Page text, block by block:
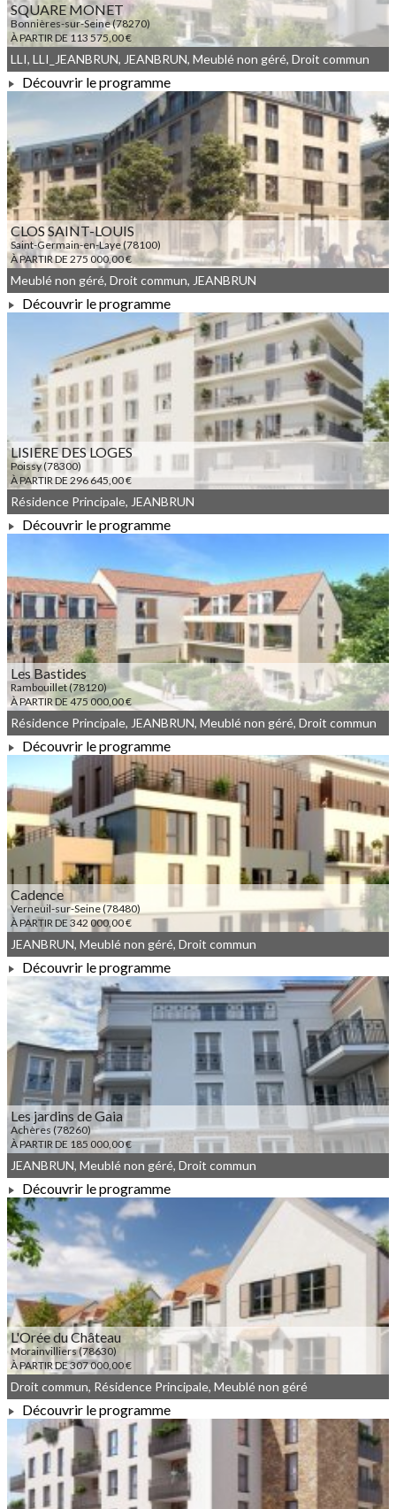
SQUARE MONET
Bonnières-sur-Seine (78270)
À PARTIR DE 113 575,00 €
À PARTIR DE 113 575,00 €
LLI, LLI_JEANBRUN, JEANBRUN, Meublé non géré, Droit commun
Découvrir le programme
CLOS SAINT-LOUIS
Saint-Germain-en-Laye (78100)
À PARTIR DE 275 000,00 €
À PARTIR DE 275 000,00 €
Meublé non géré, Droit commun, JEANBRUN
Découvrir le programme
LISIERE DES LOGES
Poissy (78300)
À PARTIR DE 296 645,00 €
À PARTIR DE 296 645,00 €
Résidence Principale, JEANBRUN
Découvrir le programme
Les Bastides
Rambouillet (78120)
À PARTIR DE 475 000,00 €
À PARTIR DE 475 000,00 €
Résidence Principale, JEANBRUN, Meublé non géré, Droit commun
Découvrir le programme
Cadence
Verneuil-sur-Seine (78480)
À PARTIR DE 342 000,00 €
À PARTIR DE 342 000,00 €
JEANBRUN, Meublé non géré, Droit commun
Découvrir le programme
Les jardins de Gaia
Achères (78260)
À PARTIR DE 185 000,00 €
À PARTIR DE 185 000,00 €
JEANBRUN, Meublé non géré, Droit commun
Découvrir le programme
L'Orée du Château
Morainvilliers (78630)
À PARTIR DE 307 000,00 €
À PARTIR DE 307 000,00 €
Droit commun, Résidence Principale, Meublé non géré
Découvrir le programme